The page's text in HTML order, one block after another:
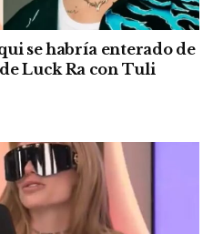
se habría enterado de
Luck Ra con Tuli